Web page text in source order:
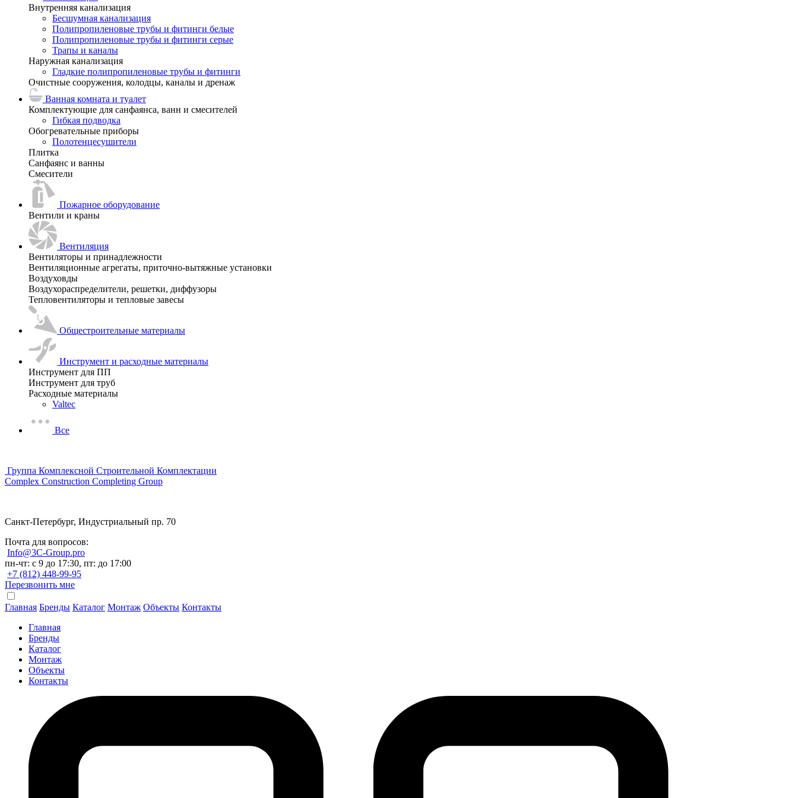
Внутренняя канализация
Бесшумная канализация
Полипропиленовые трубы и фитинги белые
Полипропиленовые трубы и фитинги серые
Трапы и каналы
Наружная канализация
Гладкие полипропиленовые трубы и фитинги
Очистные сооружения, колодцы, каналы и дренаж
Ванная комната и туалет
Комплектующие для санфаянса, ванн и смесителей
Гибкая подводка
Обогревательные приборы
Полотенцесушители
Плитка
Санфаянс и ванны
Смесители
Пожарное оборудование
Вентили и краны
Вентиляция
Вентиляторы и принадлежности
Вентиляционные агрегаты, приточно-вытяжные установки
Воздуховды
Воздухораспределители, решетки, диффузоры
Тепловентиляторы и тепловые завесы
Общестроительные материалы
Инструмент и расходные материалы
Инструмент для ПП
Инструмент для труб
Расходные материалы
Valtec
Все
Группа Комплексной Строительной Комплектации
Complex Construction Completing Group
Санкт-Петербург, Индустриальный пр. 70
Почта для вопросов:
Info@3C-Group.pro
пн-чт: с 9 до 17:30, пт: до 17:00
+7 (812) 448-99-95
Перезвонить мне
Главная Бренды Каталог Монтаж Объекты Контакты
Главная
Бренды
Каталог
Монтаж
Объекты
Контакты